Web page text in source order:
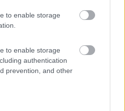
to enable storage
to enable storage
authentication
prevention, and other